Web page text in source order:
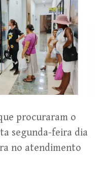
procuraram o
segunda-feira dia
no atendimento